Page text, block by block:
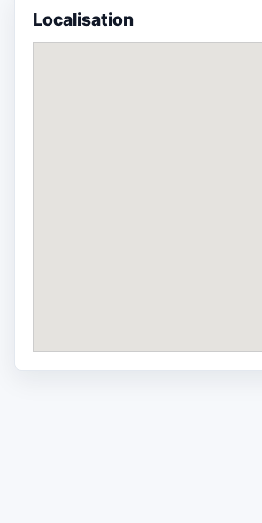
Localisation